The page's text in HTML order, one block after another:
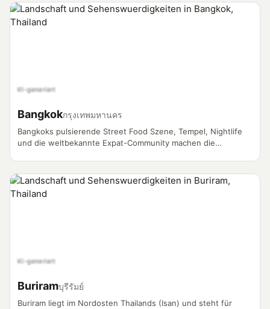
zum Vlogger-Magneten.
KI-generiert
Bangkokกรุงเทพมหานคร
Bangkoks pulsierende Street Food Szene, Tempel, Nightlife
und die weltbekannte Expat-Community machen die
KI-generiert
Buriramบุรีรัมย์
Buriram liegt im Nordosten Thailands (Isan) und steht für